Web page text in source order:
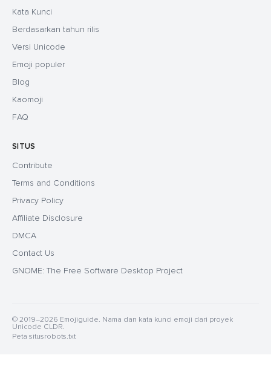
Kata Kunci
Berdasarkan tahun rilis
Versi Unicode
Emoji populer
Blog
Kaomoji
FAQ
SITUS
Contribute
Terms and Conditions
Privacy Policy
Affiliate Disclosure
DMCA
Contact Us
GNOME: The Free Software Desktop Project
© 2019–2026 Emojiguide. Nama dan kata kunci emoji dari proyek
Unicode CLDR.
Peta situsrobots.txt